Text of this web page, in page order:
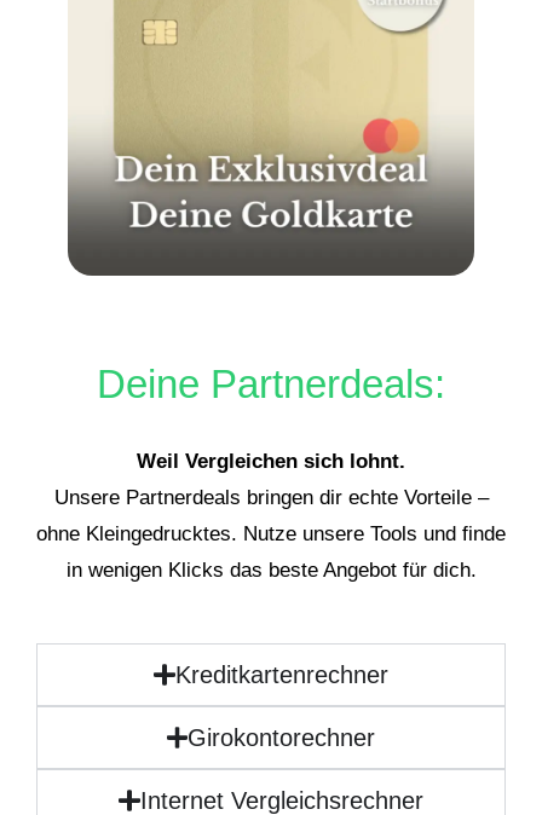
Deine Partnerdeals:
Weil Vergleichen sich lohnt.
Unsere Partnerdeals bringen dir echte Vorteile –
ohne Kleingedrucktes. Nutze unsere Tools und finde
in wenigen Klicks das beste Angebot für dich.
Kreditkartenrechner
Girokontorechner
Internet Vergleichsrechner